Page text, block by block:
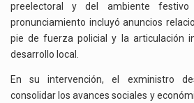
preelectoral y del ambiente
pronunciamiento incluyó anuncios
pie de fuerza policial y la articulación
desarrollo local.
En su intervención, el exministro
consolidar los avances sociales y